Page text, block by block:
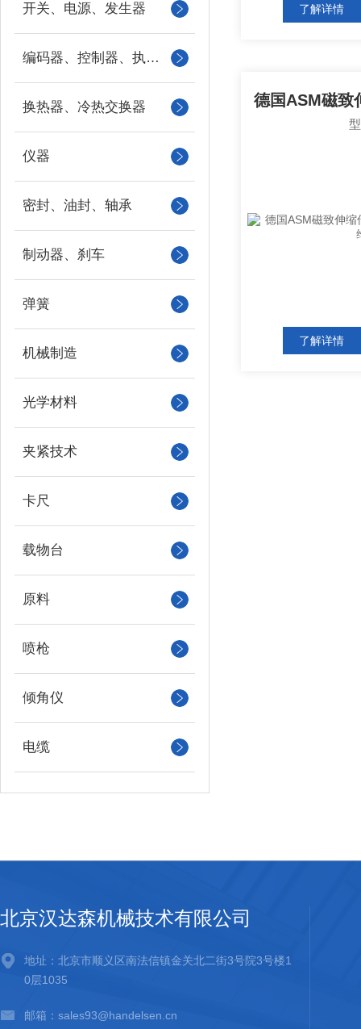
开关、电源、发生器
编码器、控制器、执行器
换热器、冷热交换器
仪器
密封、油封、轴承
制动器、刹车
弹簧
机械制造
光学材料
夹紧技术
卡尺
载物台
原料
喷枪
倾角仪
电缆
了解详情
了解详情
北京汉达森机械技术有限公司
地址：北京市顺义区南法信镇金关北二街3号院3号楼1
0层1035
邮箱：sales93@handelsen.cn